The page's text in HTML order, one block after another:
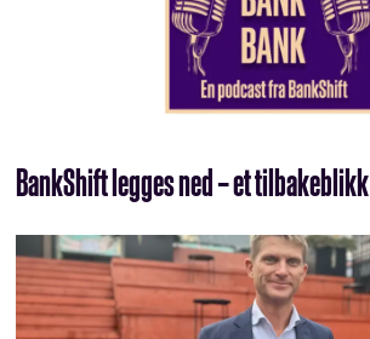
BankShift legges ned – et tilbakeblikk